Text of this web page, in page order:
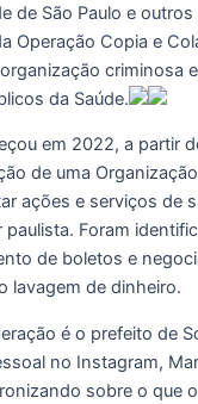
de São Paulo e
Operação Copia e
criminosa
da Saúde.
em 2022, a partir
de uma
ações e serviços de
paulista. Foram
de boletos e
lavagem de dinheiro.
é o prefeito de
no Instagram,
sobre o que